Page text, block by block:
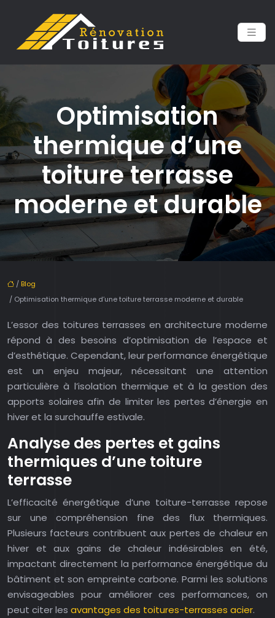
Optimisation
thermique d’une
toiture terrasse
moderne et durable
/ Blog
/ Optimisation thermique d’une toiture terrasse moderne et durable
L’essor des toitures terrasses en architecture moderne
répond à des besoins d’optimisation de l’espace et
d’esthétique. Cependant, leur performance énergétique
est un enjeu majeur, nécessitant une attention
particulière à l’isolation thermique et à la gestion des
apports solaires afin de limiter les pertes d’énergie en
hiver et la surchauffe estivale.
Analyse des pertes et gains
thermiques d’une toiture
terrasse
L’efficacité énergétique d’une toiture-terrasse repose
sur une compréhension fine des flux thermiques.
Plusieurs facteurs contribuent aux pertes de chaleur en
hiver et aux gains de chaleur indésirables en été,
impactant directement la performance énergétique du
bâtiment et son empreinte carbone. Parmi les solutions
envisageables pour améliorer ces performances, on
peut citer les avantages des toitures-terrasses acier.